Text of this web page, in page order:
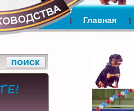
Главная